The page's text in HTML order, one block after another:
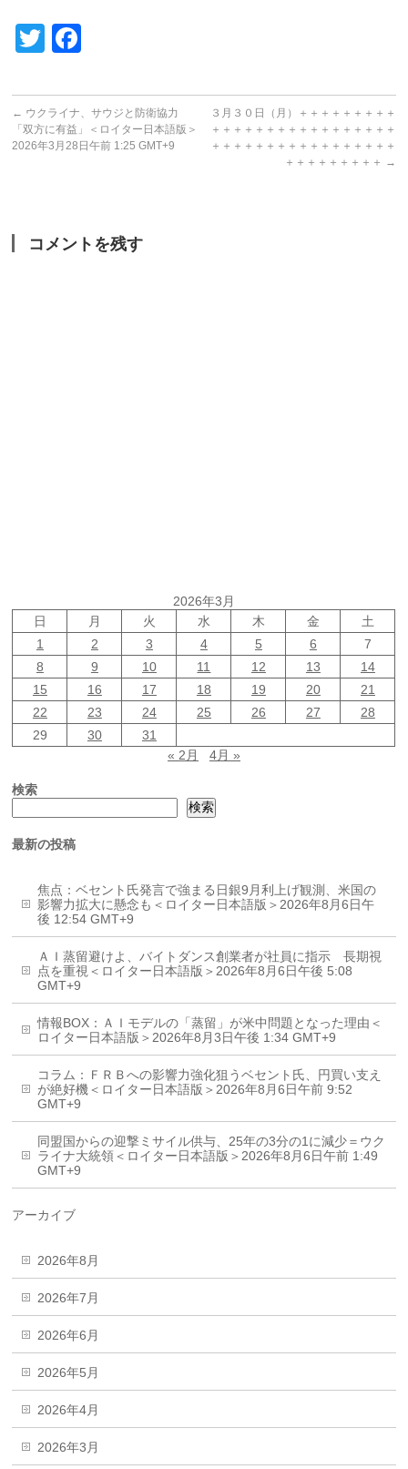
Twitter
← ウクライナ、サウジと防衛協力
「双方に有益」＜ロイター日本語版＞
2026年3月28日午前 1:25 GMT+9
３月３０日（月）＋＋＋＋＋＋＋＋＋
＋＋＋＋＋＋＋＋＋＋＋＋＋＋＋＋＋
＋＋＋＋＋＋＋＋＋＋＋＋＋＋＋＋＋
＋＋＋＋＋＋＋＋＋ →
コメントを残す
2026年3月
日
月 火 水 木 金
土
1
2 3 4 5 6
7
8
9 10 11 12 13
14
15
16 17 18 19 20
21
22
23 24 25 26 27
28
29
30
31
« 2月
4月 »
検索
検索
最新の投稿
焦点：ベセント氏発言で強まる日銀9月利上げ観測、米国の
影響力拡大に懸念も＜ロイター日本語版＞2026年8月6日午
後 12:54 GMT+9
ＡＩ蒸留避けよ、バイトダンス創業者が社員に指示 長期視
点を重視＜ロイター日本語版＞2026年8月6日午後 5:08
GMT+9
情報BOX：ＡＩモデルの「蒸留」が米中問題となった理由＜
ロイター日本語版＞2026年8月3日午後 1:34 GMT+9
コラム：ＦＲＢへの影響力強化狙うベセント氏、円買い支え
が絶好機＜ロイター日本語版＞2026年8月6日午前 9:52
GMT+9
同盟国からの迎撃ミサイル供与、25年の3分の1に減少＝ウク
ライナ大統領＜ロイター日本語版＞2026年8月6日午前 1:49
GMT+9
アーカイブ
2026年8月
2026年7月
2026年6月
2026年5月
2026年4月
2026年3月